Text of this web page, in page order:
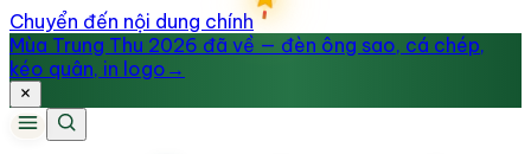
Chuyển đến nội dung chính
Mùa Trung Thu 2026 đã về — đèn ông sao, cá chép,
kéo quân, in logo →